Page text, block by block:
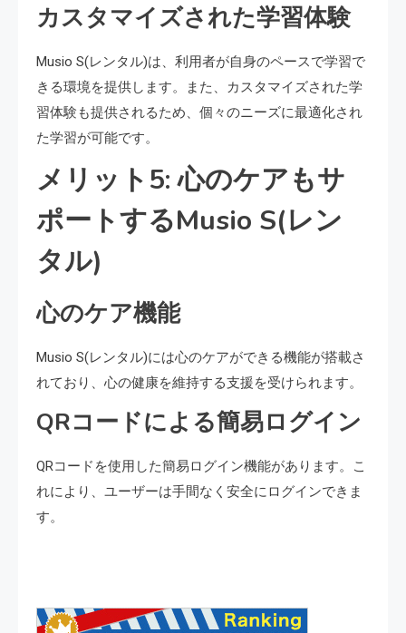
カスタマイズされた学習体験
Musio S(レンタル)は、利用者が自身のペースで学習で
きる環境を提供します。また、カスタマイズされた学
習体験も提供されるため、個々のニーズに最適化され
た学習が可能です。
メリット5: 心のケアもサ
ポートするMusio S(レン
タル)
心のケア機能
Musio S(レンタル)には心のケアができる機能が搭載さ
れており、心の健康を維持する支援を受けられます。
QRコードによる簡易ログイン
QRコードを使用した簡易ログイン機能があります。こ
れにより、ユーザーは手間なく安全にログインできま
す。